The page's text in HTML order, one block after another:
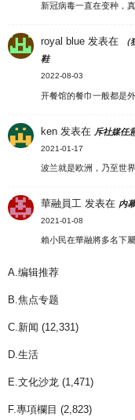
新冠病毒一直在变种，
royal blue 发表在
鞋
2022-08-03
开餐馆的餐巾一般都是
ken 发表在 斥社媒任
2021-01-17
波兰就是欧洲，乃至世
華融員工 发表在 内
2021-01-08
賴小民在華融將多名下
A.编辑推荐
B.焦点专题
C.新闻 (12,331)
D.生活
E.文化沙龙 (1,471)
F.專項欄目 (2,823)